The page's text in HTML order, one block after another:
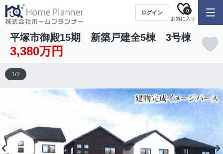
ログイン
お気に入り
0
平塚市御殿15期 新築戸建全5棟 3号棟
3,380万円
1/2